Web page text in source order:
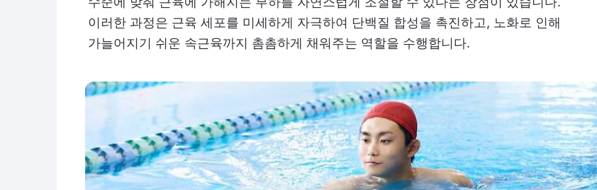
이러한 과정은 근육 세포를 미세하게 자극하여 단백질 합성을 촉진하고, 노화로 인해
가늘어지기 쉬운 속근육까지 촘촘하게 채워주는 역할을 수행합니다.